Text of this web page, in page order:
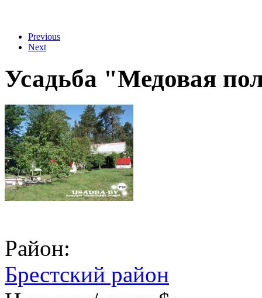
Previous
Next
Усадьба "Медовая
Район:
Брестский район